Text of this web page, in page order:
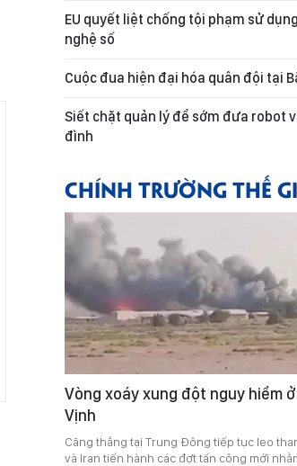
EU quyết liệt chống tội phạm sử
nghệ số
Cuộc đua hiện đại hóa quân đội tại
Siết chặt quản lý để sớm đưa robot
đình
CHÍNH TRƯỜNG THẾ
Vòng xoáy xung đột nguy hiểm
Vịnh
Căng thẳng tại Trung Đông tiếp tục leo
và Iran tiến hành các đợt tấn công mới